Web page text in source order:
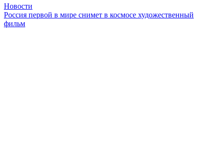
Новости
Россия первой в мире снимет в космосе художественный
фильм